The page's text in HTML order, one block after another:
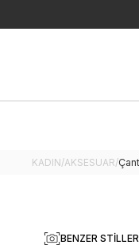
KADIN/AKSESUAR/
BENZER